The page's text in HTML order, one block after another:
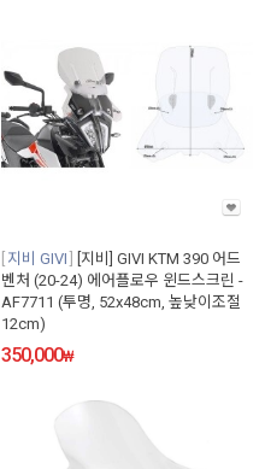
지비 GIVI
[지비] GIVI KTM 390 어드
벤처 (20-24) 에어플로우 윈드스크린 -
AF7711 (투명, 52x48cm, 높낮이조절
12cm)
350,000₩